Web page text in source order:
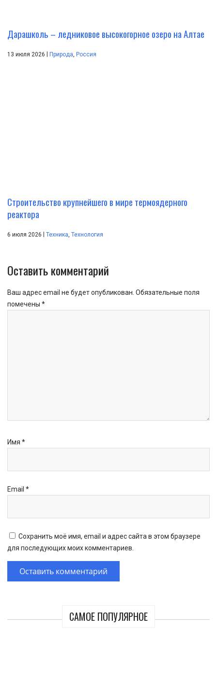
САМОЕ ПОПУЛЯРНОЕ
Дарашколь – ледниковое высокогорное озеро на Алтае
13 июля 2026 Природа, Россия
Строительство крупнейшего в мире термоядерного
реактора
6 июля 2026 Техника, Технология
Оставить комментарий
Ваш адрес email не будет опубликован. Обязательные поля
помечены *
Имя *
Email *
Сохранить моё имя, email и адрес сайта в этом браузере
для последующих моих комментариев.